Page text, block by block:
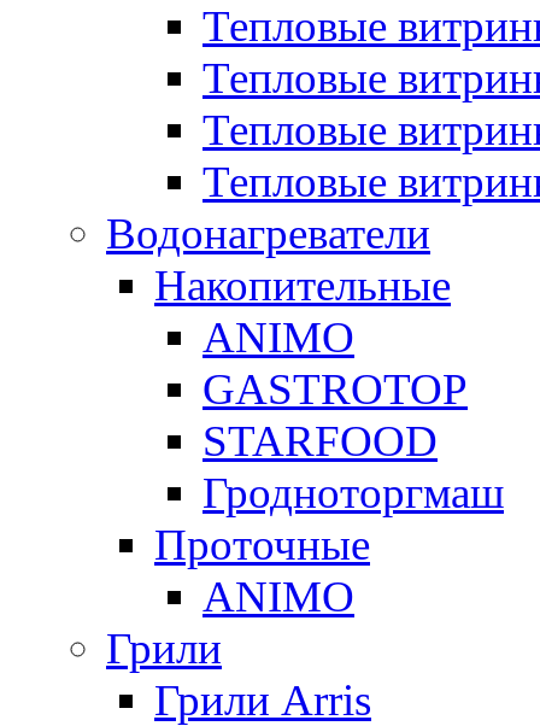
Тепловые
Тепловые
Тепловые
Тепловые
Водонагреватели
Накопительные
ANIMO
GASTROTOP
STARFOOD
Гродноторгмаш
Проточные
ANIMO
Грили
Грили Arris